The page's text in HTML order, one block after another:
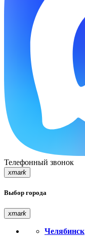
Телефонный звонок
xmark
Выбор города
xmark
Челябинск